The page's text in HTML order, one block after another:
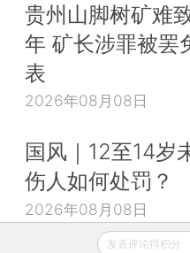
贵州山脚树矿难
年 矿长涉罪被罢
表
2026年08月08日
国风｜12至14岁
伤人如何处罚？
2026年08月08日
发表评论得积分